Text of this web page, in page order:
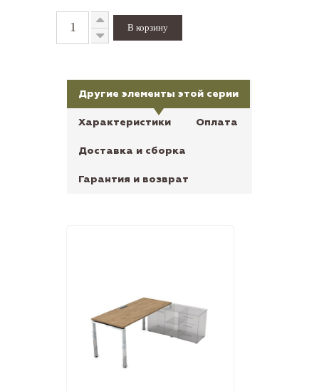
Другие элементы этой серии
Характеристики Оплата
Доставка и сборка
Гарантия и возврат